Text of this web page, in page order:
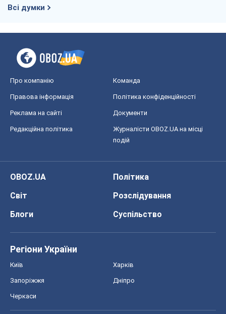
Всі думки
Про компанію Команда
Правова інформація Політика конфіденційності
Реклама на сайті Документи
Редакційна політика
Журналісти OBOZ.UA на місці
подій
OBOZ.UA
Політика
Світ
Розслідування
Блоги
Суспільство
Регіони України
Київ Харків
Запоріжжя Дніпро
Черкаси